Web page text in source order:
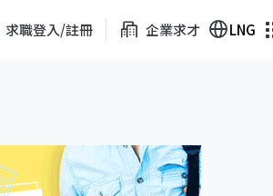
求職登入/註冊 企業求才 LNG